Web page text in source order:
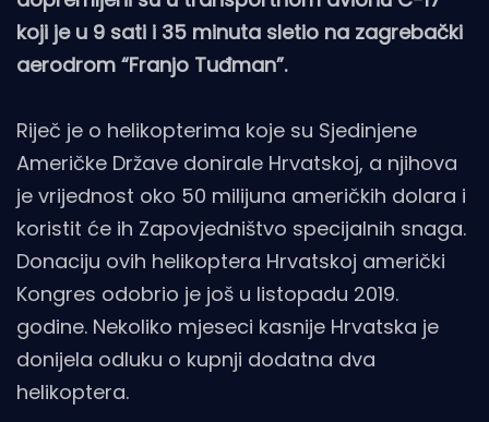
koji je u 9 sati i 35 minuta sletio na zagrebački
aerodrom “Franjo Tuđman”.
Riječ je o helikopterima koje su Sjedinjene
Američke Države donirale Hrvatskoj, a njihova
je vrijednost oko 50 milijuna američkih dolara i
koristit će ih Zapovjedništvo specijalnih snaga.
Donaciju ovih helikoptera Hrvatskoj američki
Kongres odobrio je još u listopadu 2019.
godine. Nekoliko mjeseci kasnije Hrvatska je
donijela odluku o kupnji dodatna dva
helikoptera.